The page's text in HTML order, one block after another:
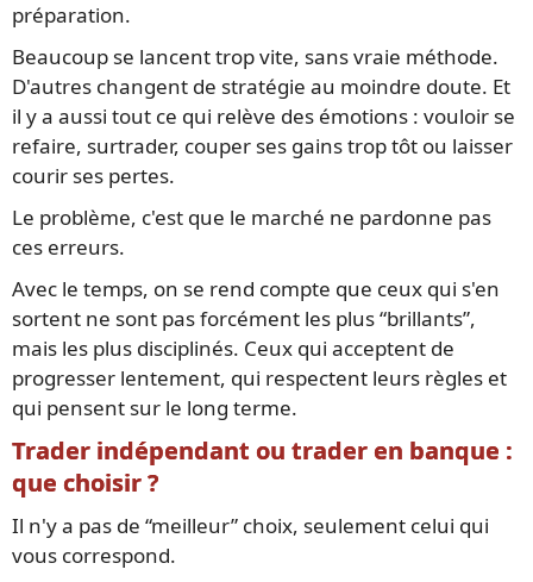
préparation.
Beaucoup se lancent trop vite, sans vraie méthode.
D'autres changent de stratégie au moindre doute. Et
il y a aussi tout ce qui relève des émotions : vouloir se
refaire, surtrader, couper ses gains trop tôt ou laisser
courir ses pertes.
Le problème, c'est que le marché ne pardonne pas
ces erreurs.
Avec le temps, on se rend compte que ceux qui s'en
sortent ne sont pas forcément les plus “brillants”,
mais les plus disciplinés. Ceux qui acceptent de
progresser lentement, qui respectent leurs règles et
qui pensent sur le long terme.
Trader indépendant ou trader en banque :
que choisir ?
Il n'y a pas de “meilleur” choix, seulement celui qui
vous correspond.